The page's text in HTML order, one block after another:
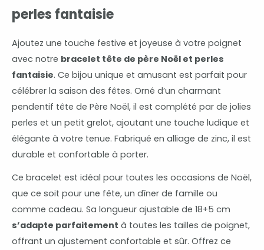
perles fantaisie
Ajoutez une touche festive et joyeuse à votre poignet
avec notre bracelet tête de père Noël et perles
fantaisie. Ce bijou unique et amusant est parfait pour
célébrer la saison des fêtes. Orné d’un charmant
pendentif tête de Père Noël, il est complété par de jolies
perles et un petit grelot, ajoutant une touche ludique et
élégante à votre tenue. Fabriqué en alliage de zinc, il est
durable et confortable à porter.
Ce bracelet est idéal pour toutes les occasions de Noël,
que ce soit pour une fête, un dîner de famille ou
comme cadeau. Sa longueur ajustable de 18+5 cm
s’adapte parfaitement à toutes les tailles de poignet,
offrant un ajustement confortable et sûr. Offrez ce